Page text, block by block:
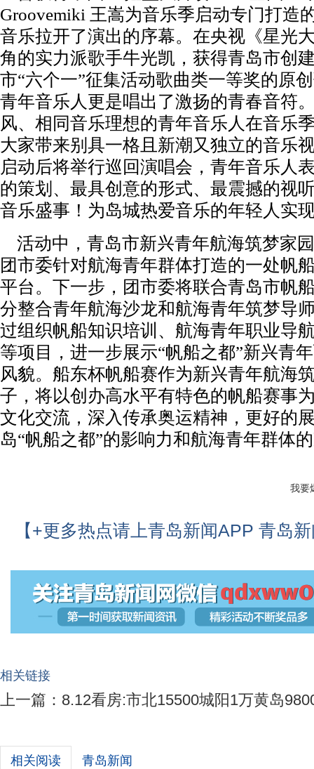
Groovemiki 王嵩为音乐季启动专门打造
音乐拉开了演出的序幕。在央视《星光
角的实力派歌手牛光凯，获得青岛市创
市“六个一”征集活动歌曲类一等奖的原
青年音乐人更是唱出了激扬的青春音符
风、相同音乐理想的青年音乐人在音乐
大家带来别具一格且新潮又独立的音乐
启动后将举行巡回演唱会，青年音乐人
的策划、最具创意的形式、最震撼的视
音乐盛事！为岛城热爱音乐的年轻人实
活动中，青岛市新兴青年航海筑梦家
团市委针对航海青年群体打造的一处帆
平台。下一步，团市委将联合青岛市帆
分整合青年航海沙龙和航海青年筑梦导
过组织帆船知识培训、航海青年职业导
等项目，进一步展示“帆船之都”新兴青
风貌。船东杯帆船赛作为新兴青年航海
子，将以创办高水平有特色的帆船赛事
文化交流，深入传承奥运精神，更好的
岛“帆船之都”的影响力和航海青年群体
我要
【+更多热点请上青岛新闻APP 青岛
相关链接
上一篇： 8.12看房:市北15500城阳1万黄岛
相关阅读 青岛新闻